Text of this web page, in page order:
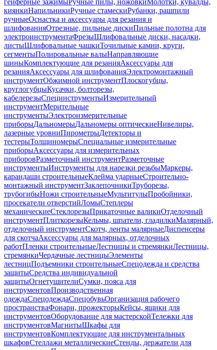
гейферные зажимыРучные пилы, ножовкиМолотки, кувалды,
киянкиНапильникиРучные стамескиРубанки, рашпили
ручныеОснастка и аксессуары для резания и
шлифованияОтрезные, пильные дискиПильные полотна для
электроинструментаФрезыШлифовальные диски, насадки,
листыШлифовальные чашкиТочильные камни, круги,
сегментыПолировальные валыНаправляющие
шиныКомплектующие для резанияАксессуары для
резанияАксессуары для шлифованияЭлектромонтажный
инструментОбжимной инструментПлоскогубцы,
круглогубцыКусачки, болторезы,
кабелерезыСпецинструментыИзмерительный
инструментМерительные
инструментыЭлектроизмерительные
приборыДальномерыДальномеры оптическиеНивелиры,
лазерные уровниПирометрыДетекторы и
тестерыТолщиномерыСпециальные измерительные
приборыАксессуары для измерительных
приборовРазметочный инструментРазметочные
инструментыИнструменты для нарезки резьбыМаркеры,
карандаши строительныеКлейма ударныеСтроительно-
монтажный инструментЗаклепочникиТруборезы,
трубогибыНожи строительныеМультитулыПробойники,
просекатели отверстийЛомыСтеплеры
механическиеСтеклорезыПрикаточные валикиОтделочный
инструментПлиткорезыКельмы, шпатели, гладилкиМалярный,
отделочный инструментСкотч, ленты малярныеДиспенсеры
для скотчаАксессуары для малярных, отделочных
работПленки строительныеЛестницы и стремянкиЛестницы,
стремянкиЧердачные лестницыЭлементы
лестницПодъемники строительныеСпецодежда и средства
защитыСредства индивидуальной
защитыОгнетушителиСумки, пояса для
инструментовПроизводственная
одеждаСпецодеждаСпецобувьОрганизация рабочего
пространстваФонари, прожекторыКейсы, ящики для
инструментовОборудование для мастерскойТележки для
инструментовМагнитыШкафы для
инструментовКомплектующие для инструментальных
шкафовСтеллажи металлическиеСтенды, держатели для